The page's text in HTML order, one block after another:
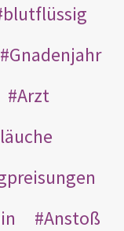
blutflüssig
Gnadenjahr
Arzt
Anstoß